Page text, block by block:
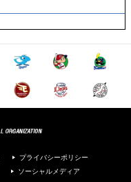
プライバシーポリシー
ソーシャルメディア